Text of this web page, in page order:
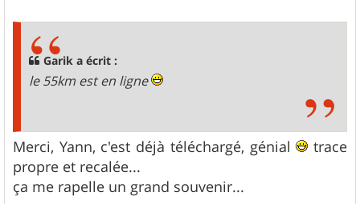
Garik a écrit :
le 55km est en ligne
Merci, Yann, c'est déjà téléchargé, génial
trace
propre et recalée...
ça me rapelle un grand souvenir...